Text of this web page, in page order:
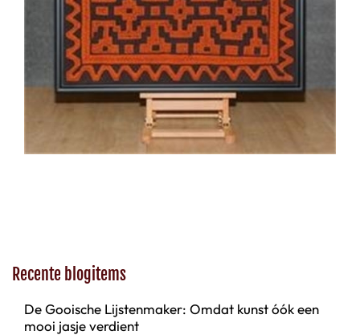
Recente blogitems
De Gooische Lijstenmaker: Omdat kunst óók een
mooi jasje verdient